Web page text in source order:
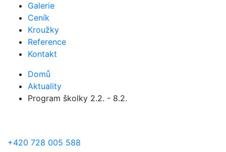
Galerie
Ceník
Kroužky
Reference
Kontakt
Domů
Aktuality
Program školky 2.2. - 8.2.
+420 728 005 588